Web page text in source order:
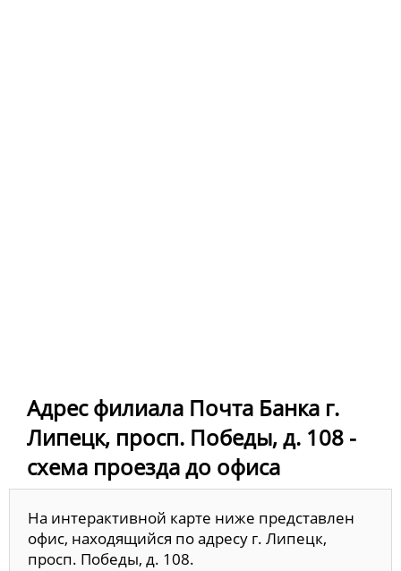
Адрес филиала Почта Банка г.
Липецк, просп. Победы, д. 108 -
схема проезда до офиса
На интерактивной карте ниже представлен
офис, находящийся по адресу г. Липецк,
просп. Победы, д. 108.